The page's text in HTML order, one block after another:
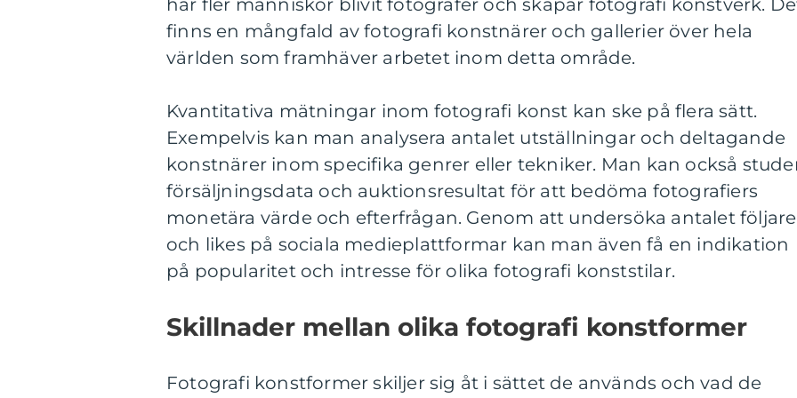
har fler människor blivit fotografer och skapar fotografi konstverk.
finns en mångfald av fotografi konstnärer och gallerier över hela
världen som framhäver arbetet inom detta område.
Kvantitativa mätningar inom fotografi konst kan ske på flera sätt.
Exempelvis kan man analysera antalet utställningar och deltagande
konstnärer inom specifika genrer eller tekniker. Man kan också
försäljningsdata och auktionsresultat för att bedöma fotografiers
monetära värde och efterfrågan. Genom att undersöka antalet följare
och likes på sociala medieplattformar kan man även få en indikation
på popularitet och intresse för olika fotografi konststilar.
Skillnader mellan olika fotografi konstformer
Fotografi konstformer skiljer sig åt i sättet de används och vad de